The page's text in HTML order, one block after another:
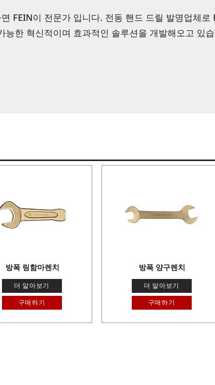
FEIN이 전문가 입니다. 전동 핸드 드릴 발명업체로
한 혁신적이며 효과적인 솔루션을 개발해오고 있
방폭 링함마렌치
더 알아보기
구매하기
방폭 양구렌치
더 알아보기
구매하기